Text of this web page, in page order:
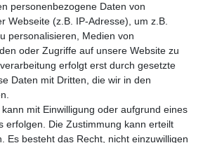
1:12
1:24
1:6
Konto bei uns
Wunschliste
personenbezogene Daten von
Webseite (z.B. IP-Adresse), um z.B.
personalisieren, Medien von
oder Zugriffe auf unsere Website zu
erfolgt erst durch gesetzte
Daten mit Dritten, die wir in den
mit Einwilligung oder aufgrund eines
erfolgen. Die Zustimmung kann erteilt
Es besteht das Recht, nicht einzuwilligen